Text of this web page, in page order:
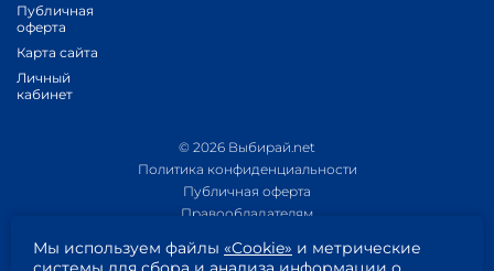
Публичная
оферта
Карта сайта
Личный
кабинет
© 2026 Выбирай.net
Политика конфиденциальности
Публичная оферта
Правообладателям
Приложение 1
Мы используем файлы «Cookie» и метрические